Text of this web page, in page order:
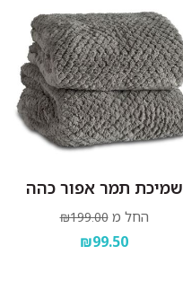
שמיכת תמר אפור כהה
החל מ ₪199.00
₪99.50